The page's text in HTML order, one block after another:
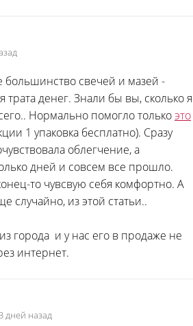
большинство свечей и мазей -
трата денег. Знали бы вы, сколько я
Нормально помогло толькоэто
1 упаковка бесплатно). Сразу
облегчение, а
дней и совсем все прошло.
то чувсвую себя комфортно. А
случайно, из этой статьи..
города и у нас его в продаже не
интернет.
дней назад